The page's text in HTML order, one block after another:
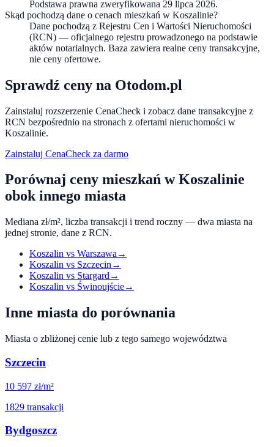
Podstawa prawna zweryfikowana 29 lipca 2026.
Skąd pochodzą dane o cenach mieszkań w Koszalinie?
Dane pochodzą z Rejestru Cen i Wartości Nieruchomości
(RCN) — oficjalnego rejestru prowadzonego na podstawie
aktów notarialnych. Baza zawiera realne ceny transakcyjne,
nie ceny ofertowe.
Sprawdź ceny na Otodom.pl
Zainstaluj rozszerzenie CenaCheck i zobacz dane transakcyjne z
RCN bezpośrednio na stronach z ofertami nieruchomości w
Koszalinie.
Zainstaluj CenaCheck za darmo
Porównaj ceny mieszkań wKoszalinie
obok innego miasta
Mediana zł/m², liczba transakcji i trend roczny — dwa miasta na
jednej stronie, dane z RCN.
Koszalin vs Warszawa →
Koszalin vs Szczecin →
Koszalin vs Stargard →
Koszalin vs Świnoujście→
Inne miasta do porównania
Miasta o zbliżonej cenie lub z tego samego województwa
Szczecin
10 597 zł/m²
1829 transakcji
Bydgoszcz